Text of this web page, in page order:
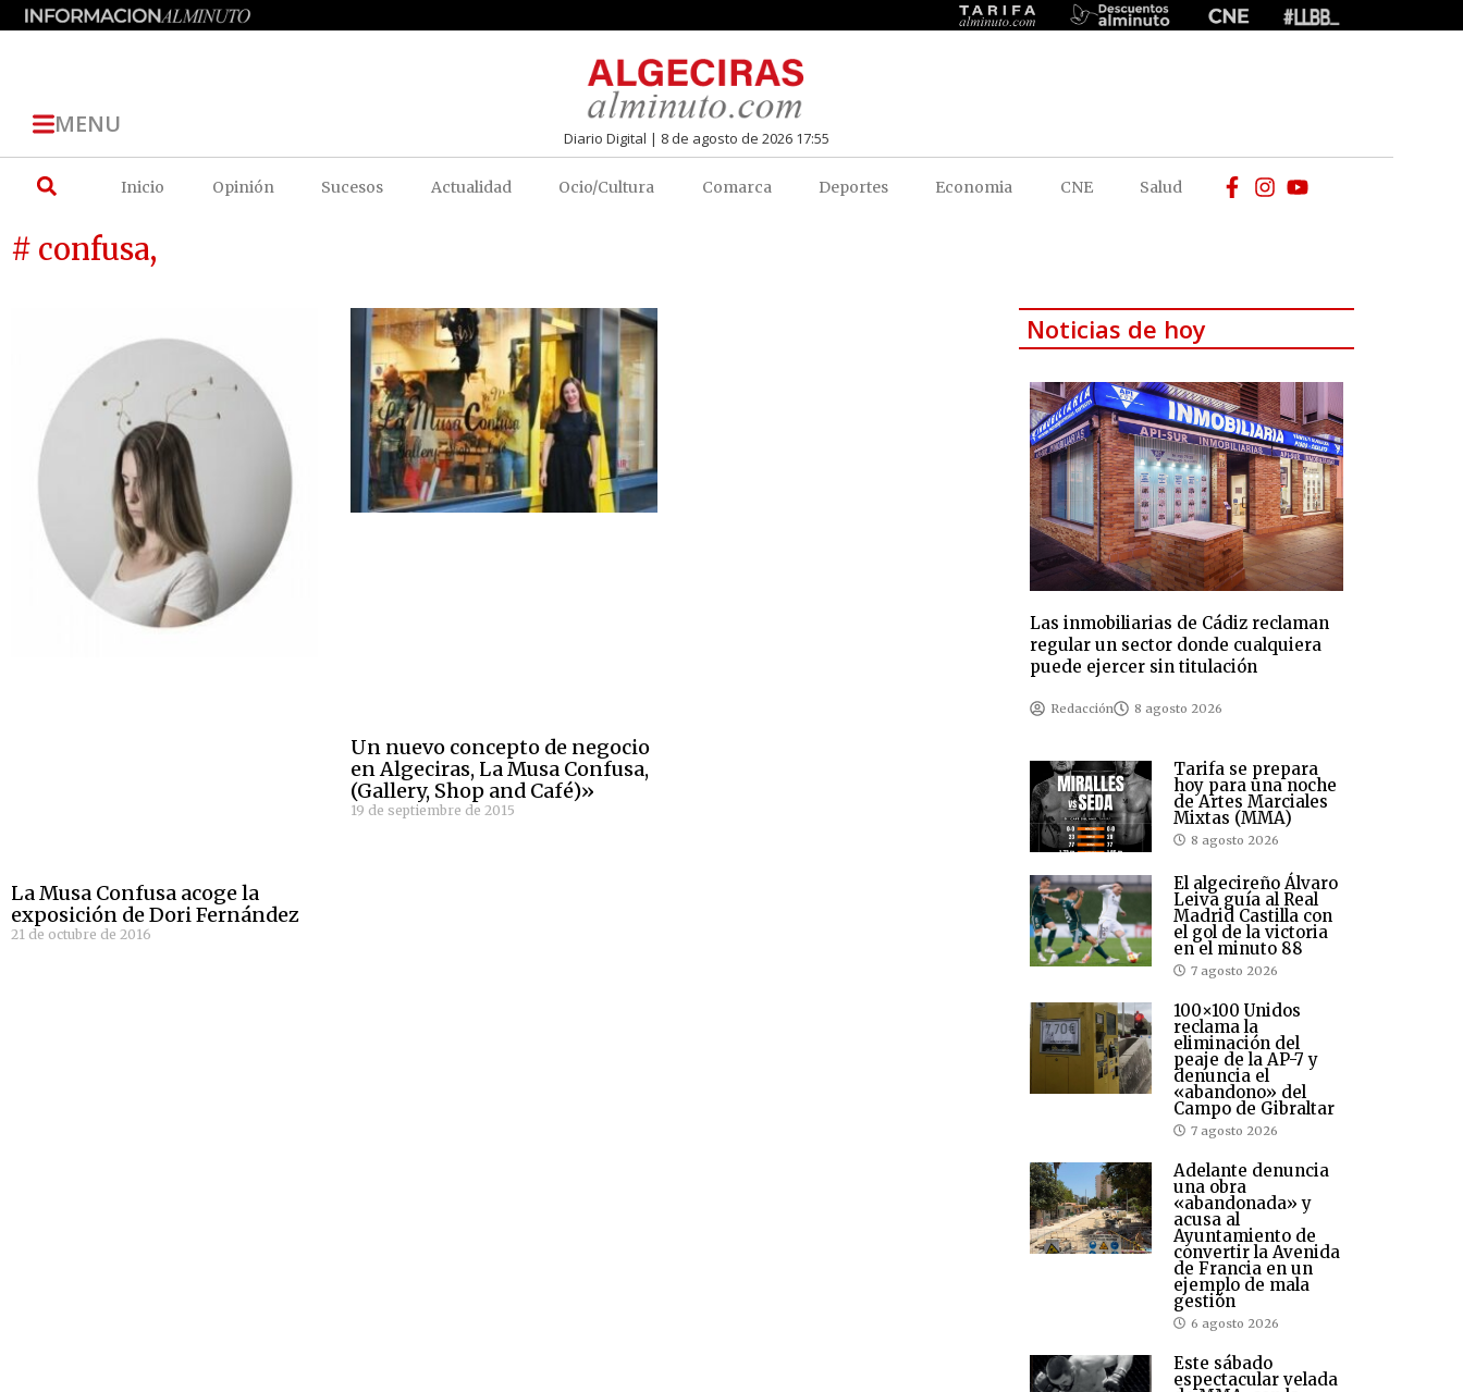
MENU Diario Digital | 8 de agosto de 2026 17:55
Inicio Opinión Sucesos Actualidad Ocio/Cultura Comarca Deportes Economia CNE Salud
# confusa,
La Musa Confusa acoge la
exposición de Dori Fernández
21 de octubre de 2016
Un nuevo concepto de negocio
en Algeciras, La Musa Confusa,
(Gallery, Shop and Café)»
19 de septiembre de 2015
Noticias de hoy
Las inmobiliarias de Cádiz reclaman
regular un sector donde cualquiera
puede ejercer sin titulación
Redacción 8 agosto 2026
Tarifa se prepara
hoy para una noche
de Artes Marciales
Mixtas (MMA)
8 agosto 2026
El algecireño Álvaro
Leiva guía al Real
Madrid Castilla con
el gol de la victoria
en el minuto 88
7 agosto 2026
100×100 Unidos
reclama la
eliminación del
peaje de la AP-7 y
denuncia el
«abandono» del
Campo de Gibraltar
7 agosto 2026
Adelante denuncia
una obra
«abandonada» y
acusa al
Ayuntamiento de
convertir la Avenida
de Francia en un
ejemplo de mala
gestión
6 agosto 2026
Este sábado
espectacular velada